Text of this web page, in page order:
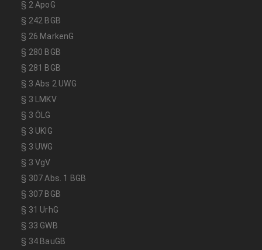
§ 2 ApoG
§ 242 BGB
§ 26 MarkenG
§ 280 BGB
§ 281 BGB
§ 3 Abs 2 UWG
§ 3 LMKV
§ 3 ÖLG
§ 3 UKlG
§ 3 UWG
§ 3 VgV
§ 307 Abs. 1 BGB
§ 307 BGB
§ 31 UrhG
§ 33 GWB
§ 34 BauGB